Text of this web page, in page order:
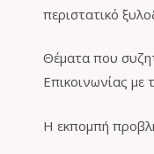
περιστατικό
Θέματα που
Επικοινωνίας με
Η εκπομπή